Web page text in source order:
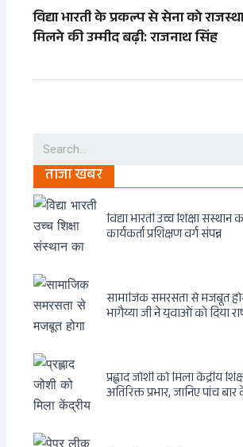
विद्या भारती के प्रकल्प से सेना को
मिलने की उम्मीद बढ़ी: राजनाथ सिंह
ताजा खबर
विद्या भारती उच्च शिक्षा संस्थान
कार्यकर्ता प्रशिक्षण वर्ग संपन्न
सामाजिक समरसता से मजबूत
भागैय्या जी ने युवाओं को दिया
प्रह्लाद जोशी को मिला केंद्रीय
अतिरिक्त प्रभार, जानिए पांच